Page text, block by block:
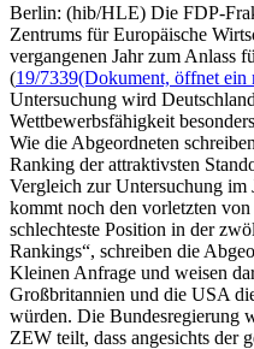
Berlin: (hib/HLE) Die FDP-
Zentrums für Europäische
vergangenen Jahr zum Anlass
(19/7339(Dokument, öffnet ein
Untersuchung wird
Wettbewerbsfähigkeit
Wie die Abgeordneten
Ranking der attraktivsten
Vergleich zur Untersuchung im
kommt noch den vorletzten
schlechteste Position in der
Rankings“, schreiben die
Kleinen Anfrage und weisen
Großbritannien und die USA
würden. Die Bundesregierung
ZEW teilt, dass angesichts der